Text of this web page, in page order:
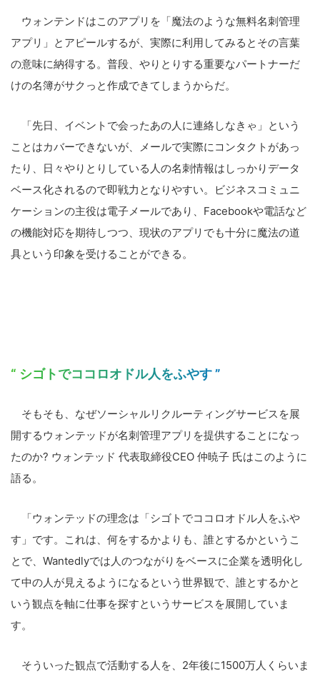
ウォンテンドはこのアプリを「魔法のような無料名刺管理
アプリ」とアピールするが、実際に利用してみるとその言葉
の意味に納得する。普段、やりとりする重要なパートナーだ
けの名簿がサクっと作成できてしまうからだ。
「先日、イベントで会ったあの人に連絡しなきゃ」という
ことはカバーできないが、メールで実際にコンタクトがあっ
たり、日々やりとりしている人の名刺情報はしっかりデータ
ベース化されるので即戦力となりやすい。ビジネスコミュニ
ケーションの主役は電子メールであり、Facebookや電話など
の機能対応を期待しつつ、現状のアプリでも十分に魔法の道
具という印象を受けることができる。
“ シゴトでココロオドル人をふやす ”
そもそも、なぜソーシャルリクルーティングサービスを展
開するウォンテッドが名刺管理アプリを提供することになっ
たのか? ウォンテッド 代表取締役CEO 仲暁子 氏はこのように
語る。
「ウォンテッドの理念は「シゴトでココロオドル人をふや
す」です。これは、何をするかよりも、誰とするかというこ
とで、Wantedlyでは人のつながりをベースに企業を透明化し
て中の人が見えるようになるという世界観で、誰とするかと
いう観点を軸に仕事を探すというサービスを展開していま
す。
そういった観点で活動する人を、2年後に1500万人くらいま